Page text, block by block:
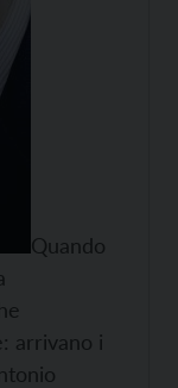
Quando
arrivano i